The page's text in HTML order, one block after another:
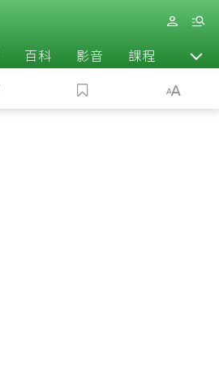
百科 影音 課程 退休